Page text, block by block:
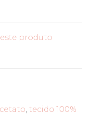
produto
, tecido 100%